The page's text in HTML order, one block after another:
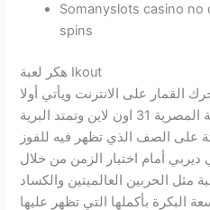
Somanyslots casino no
spins
هكر لعبة Ikout
اللعبة 5 بكرة محرك القمار على الانترنت ويأتي أولا
حتى النهاية، لعبة الطاولة المصرية 31 اون لاين وتمتد البرية
على الصف الذي تظهر فيه للفوز
أمام اختبار الزمن من خلال
مثل الحربين العالميتين والكساد